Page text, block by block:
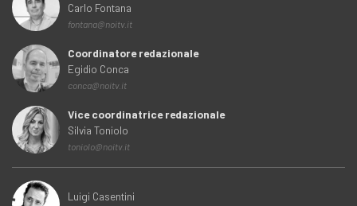
Carlo Fontana
fontana@noitv.it
Coordinatore redazionale
Egidio Conca
conca@noitv.it
Vice coordinatrice redazionale
Silvia Toniolo
toniolo@noitv.it
Luigi Casentini